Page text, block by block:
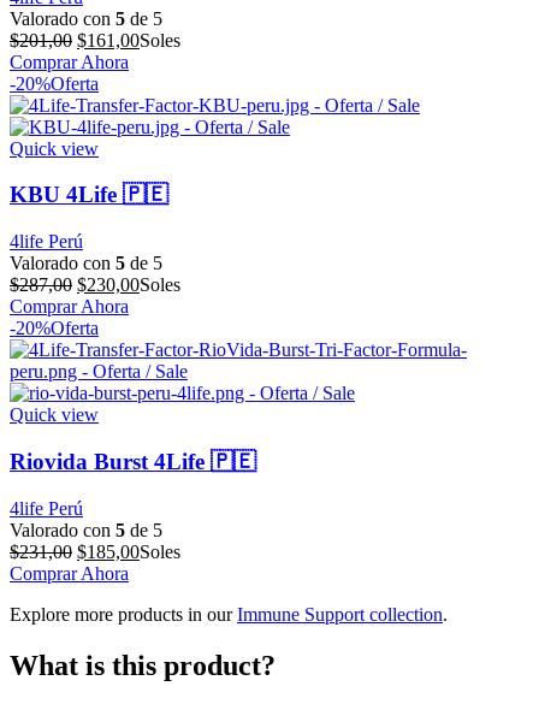
Valorado con 5 de 5
$201,00 El
precio
original
era:
$201,00.
$161,00El
es:
$161,00.
Soles
Comprar Ahora
-20%Oferta
Quick view
KBU 4Life 🇵🇪
4life Perú
Valorado con 5 de 5
$287,00 El
precio
original
era:
$287,00.
$230,00El
es:
$230,00.
Soles
Comprar Ahora
-20%Oferta
Quick view
Riovida Burst 4Life 🇵🇪
4life Perú
Valorado con 5 de 5
$231,00 El
precio
era:
$185,00El
es:
Soles
Comprar Ahora
Explore more products in ourImmune Support collection.
What is this product?